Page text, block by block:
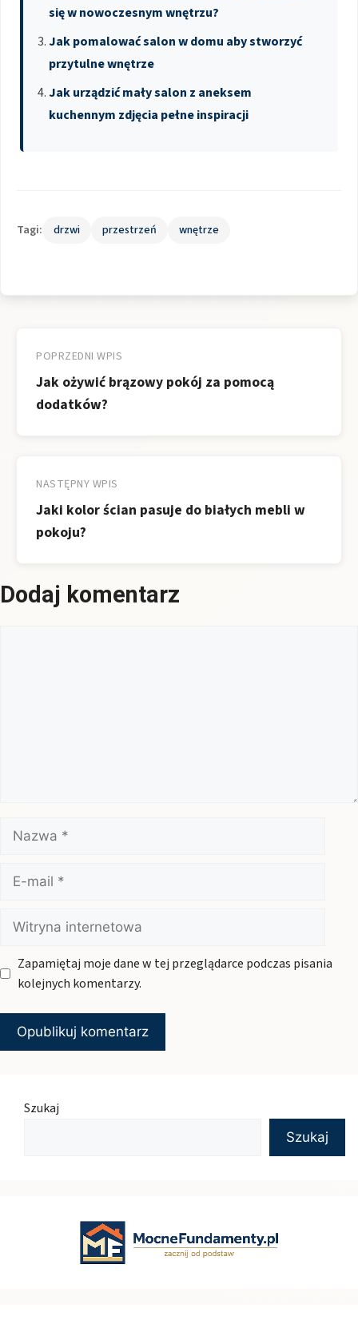
się w nowoczesnym wnętrzu?
Jak pomalować salon w domu aby stworzyć
przytulne wnętrze
Jak urządzić mały salon z aneksem
kuchennym zdjęcia pełne inspiracji
Tagi: drzwi przestrzeń wnętrze
wpisu
POPRZEDNI WPIS
Jak ożywić brązowy pokój za pomocą
dodatków?
NASTĘPNY WPIS
Jaki kolor ścian pasuje do białych mebli w
pokoju?
Dodaj komentarz
Nazwa
mail
Witryna
internetowa
Zapamiętaj moje dane w tej przeglądarce podczas pisania
kolejnych komentarzy.
Szukaj
Szukaj